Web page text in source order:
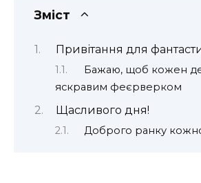
Зміст
Привітання для
Бажаю, щоб кожен
яскравим феєрверком
Щасливого дня!
Доброго ранку